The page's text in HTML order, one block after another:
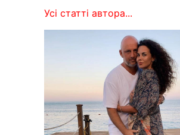
Усі статті автора...